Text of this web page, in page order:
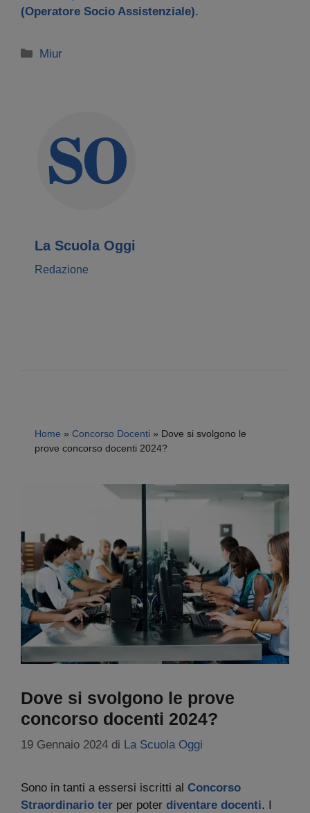
(Operatore Socio Assistenziale).
Categorie
Miur
La Scuola Oggi
Redazione
Home » Concorso Docenti » Dove si svolgono le
prove concorso docenti 2024?
Dove si svolgono le prove
concorso docenti 2024?
19 Gennaio 2024 di La Scuola Oggi
Sono in tanti a essersi iscritti al Concorso
Straordinario ter per poter diventare docenti. I